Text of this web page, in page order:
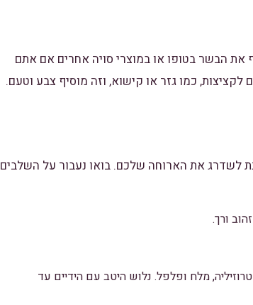
את הבשר בטופו או במוצרי סויה אחרים אם אתם
כמו גזר או קישוא, וזה מוסיף צבע וטעם.
לשדרג את הארוחה שלכם. בואו נעבור על השלבים
ורך.
מלח ופלפל. נלוש היטב עם הידיים עד